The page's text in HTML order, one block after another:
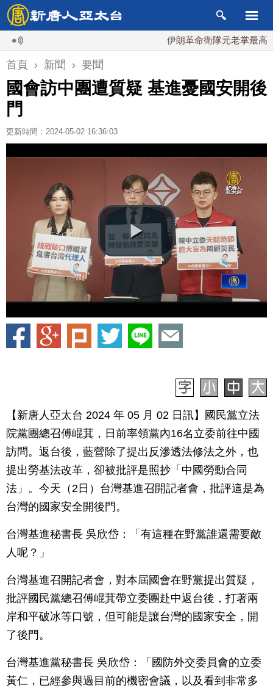
伊朗革命衛隊元老掌最高國安會
首頁 › 新聞 › 要聞
國會訪中團遭質疑 基進憂國安開後
門
更新時間：2024-05-02 16:36:03
【新唐人亞太台 2024 年 05 月 02 日訊】國民黨立法
院黨團總召傅崐萁，日前率領黨內16名立委前往中國
訪問。返台後，藍營除了提出反滲透法修法之外，也
提出勞基法改革，卻被批評是照抄「中國勞動合同
法」。今天（2日）台灣基進召開記者會，批評這是為
台灣的國家安全開後門。
台灣基進秘書長 吳欣岱：「有這種在野黨誰還需要敵
人呢？」
台灣基進召開記者會，對本屆國會在野黨提出質疑，
批評國民黨總召傅崐萁帶立委團赴中返台後，打著兩
岸和平破冰等口號，但可能是讓台灣的國家安全，開
了後門。
台灣基進黨秘書長 吳欣岱：「國防外交委員會的立委
黃仁，已經參與過目前的機密會議，以及看到非常多